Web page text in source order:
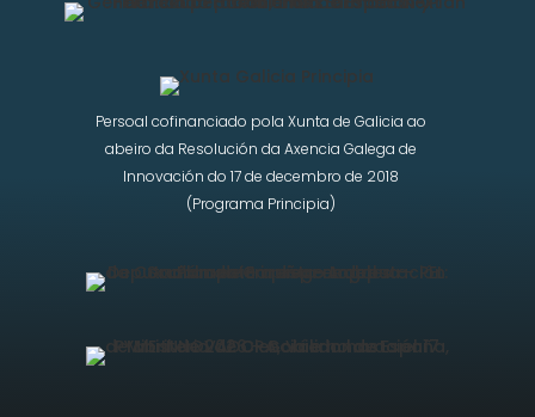
Persoal cofinanciado pola Xunta de Galicia ao
abeiro da Resolución da Axencia Galega de
Innovación do 17 de decembro de 2018
(Programa Principia)